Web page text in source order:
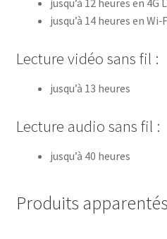
jusqu’à 12 heures en 4G
jusqu’à 14 heures en
Lecture vidéo sans fil :
jusqu’à 13 heures
Lecture audio sans fil :
jusqu’à 40 heures
Produits apparentés